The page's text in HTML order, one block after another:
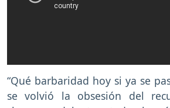
“Qué barbaridad hoy si ya se
se volvió la obsesión del